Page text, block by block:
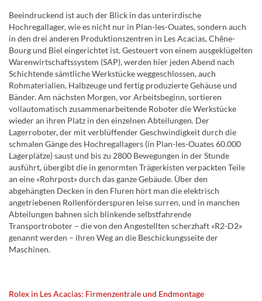
Beeindruckend ist auch der Blick in das unterirdische
Hochregallager, wie es nicht nur in Plan-les-Ouates, sondern auch
in den drei anderen Produktionszentren in Les Acacias, Chêne-
Bourg und Biel eingerichtet ist. Gesteuert von einem ausgeklügelten
Warenwirtschaftssystem (SAP), werden hier jeden Abend nach
Schichtende sämtliche Werkstücke weggeschlossen, auch
Rohmaterialien, Halbzeuge und fertig produzierte Gehäuse und
Bänder. Am nächsten Morgen, vor Arbeitsbeginn, sortieren
vollautomatisch zusammenarbeitende Roboter die Werkstücke
wieder an ihren Platz in den einzelnen Abteilungen. Der
Lagerroboter, der mit verblüffender Geschwindigkeit durch die
schmalen Gänge des Hochregallagers (in Plan-les-Ouates 60.000
Lagerplätze) saust und bis zu 2800 Bewegungen in der Stunde
ausführt, übergibt die in genormten Trägerkisten verpackten Teile
an eine «Rohrpost» durch das ganze Gebäude. Über den
abgehängten Decken in den Fluren hört man die elektrisch
angetriebenen Rollenförderspuren leise surren, und in manchen
Abteilungen bahnen sich blinkende selbstfahrende
Transportroboter – die von den Angestellten scherzhaft «R2-D2»
genannt werden – ihren Weg an die Beschickungsseite der
Maschinen.
Rolex in Les Acacias: Firmenzentrale und Endmontage